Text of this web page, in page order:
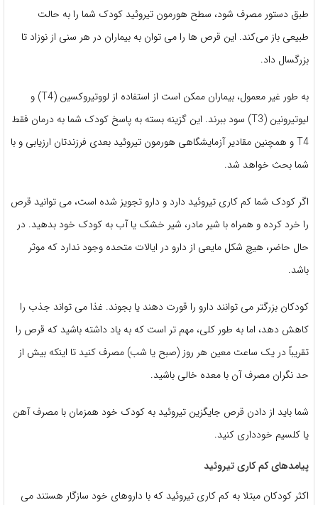
طبق دستور مصرف شود، سطح هورمون تیروئید کودک شما را به حالت
طبیعی باز می‌کند. این قرص ها را می توان به بیماران در هر سنی از نوزاد تا
بزرگسال داد.
به طور غیر معمول، بیماران ممکن است از استفاده از لووتیروکسین (T4) و
لیوتیرونین (T3) سود ببرند. این گزینه بسته به پاسخ کودک شما به درمان فقط
T4 و همچنین مقادیر آزمایشگاهی هورمون تیروئید بعدی فرزندتان ارزیابی و با
شما بحث خواهد شد.
اگر کودک شما کم کاری تیروئید دارد و دارو تجویز شده است، می توانید قرص
را خرد کرده و همراه با شیر مادر، شیر خشک یا آب به کودک خود بدهید. در
حال حاضر، هیچ شکل مایعی از دارو در ایالات متحده وجود ندارد که موثر
باشد.
کودکان بزرگتر می توانند دارو را قورت دهند یا بجوند. غذا می تواند جذب را
کاهش دهد، اما به طور کلی، مهم تر است که به یاد داشته باشید که قرص را
تقریباً در یک ساعت معین هر روز (صبح یا شب) مصرف کنید تا اینکه بیش از
حد نگران مصرف آن با معده خالی باشید.
شما باید از دادن قرص جایگزین تیروئید به کودک خود همزمان با مصرف آهن
یا کلسیم خودداری کنید.
پیامدهای کم کاری تیروئید
اکثر کودکان مبتلا به کم کاری تیروئید که با داروهای خود سازگار هستند می